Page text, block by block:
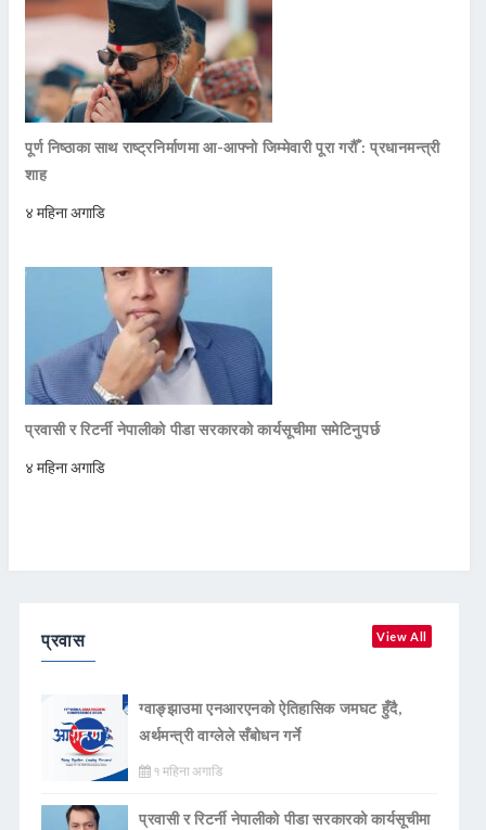
पूर्ण निष्ठाका साथ राष्ट्रनिर्माणमा आ-आफ्नो जिम्मेवारी पूरा गरौँ : प्रधानमन्त्री
शाह
४ महिना अगाडि
प्रवासी र रिटर्नी नेपालीको पीडा सरकारको कार्यसूचीमा समेटिनुपर्छ
४ महिना अगाडि
प्रवास View All
ग्वाङ्झाउमा एनआरएनको ऐतिहासिक जमघट हुँदै,
अर्थमन्त्री वाग्लेले सँबोधन गर्ने
१ महिना अगाडि
प्रवासी र रिटर्नी नेपालीको पीडा सरकारको कार्यसूचीमा